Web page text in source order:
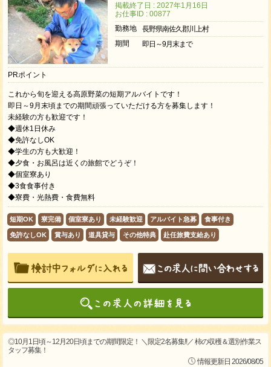
掲載終了日 : 2027年1月16日
お仕事ID : 00877
勤務地
長野県南佐久郡川上村
期間
即日～9月末まで
PRポイント
これから旬を迎える高原野菜の短期アルバイトです！
即日～9月末頃までの期間頑張っていただける方を募集します！
未経験の方も歓迎です！
◆週休1日休み
◆免許なしOK
◆学生の方も大歓迎！
◆夕食・お風呂は近くの旅館でどうぞ！
◆個室寮あり
◆3食食事付き
◆寮費・光熱費・食費無料
短期OK 寮完備 個室寮あり 未経験歓迎 アルバイト急募 食事付き
免許なしOK 賞与あり 道具貸与 その他特典 赴任旅費支給あり
◎10月1日頃～12月20日頃までの期間限定！ ＼限定2名募集!!／ 柿の収穫＆選別作業ス
タッフ募集！
情報更新日 2026/08/05